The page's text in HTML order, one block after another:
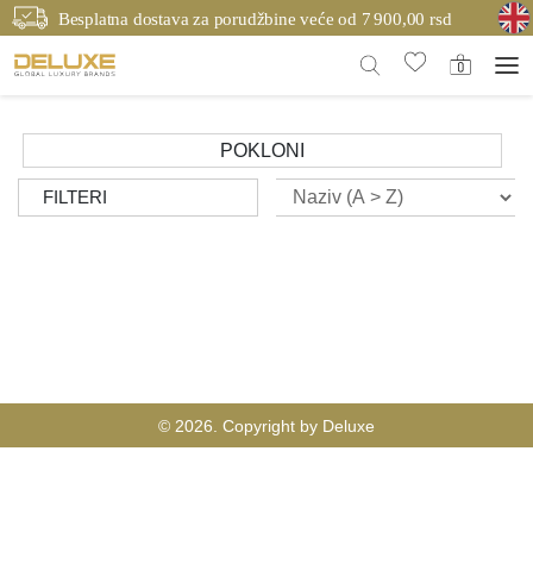
Besplatna dostava za porudžbine veće od 7 900,00 rsd
POKLONI
FILTERI
© 2026. Copyright by Deluxe